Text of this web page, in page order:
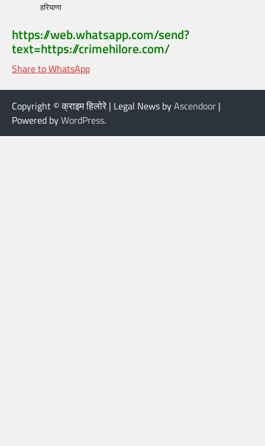
हरियाणा
https://web.whatsapp.com/send?
text=https://crimehilore.com/
Share to WhatsApp
Copyright © क्राइम हिलोरे | Legal News byAscendoor |
Powered byWordPress.